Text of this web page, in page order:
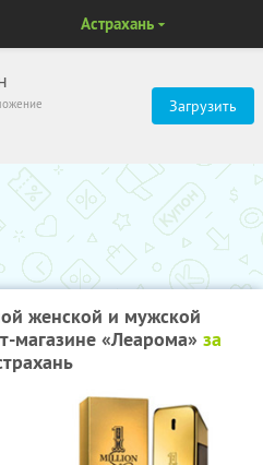
Загрузить
Астрахань
женской и мужской
магазине «Леарома» за